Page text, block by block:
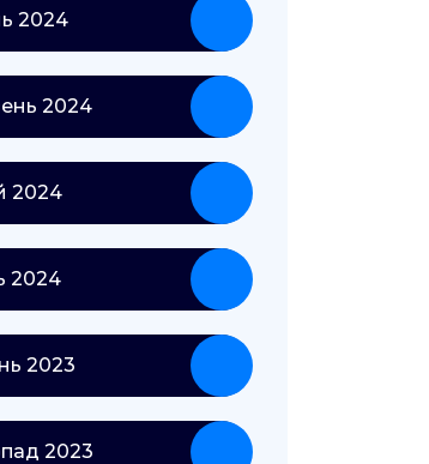
2024
2024
2024
2024
2023
2023